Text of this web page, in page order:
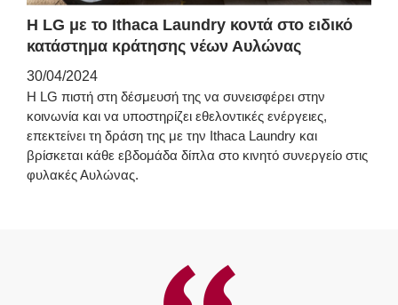
Η LG με το Ithaca Laundry κοντά στο ειδικό
κατάστημα κράτησης νέων Αυλώνας
30/04/2024
Η LG πιστή στη δέσμευσή της να συνεισφέρει στην
κοινωνία και να υποστηρίζει εθελοντικές ενέργειες,
επεκτείνει τη δράση της με την Ithaca Laundry και
βρίσκεται κάθε εβδομάδα δίπλα στο κινητό συνεργείο στις
φυλακές Αυλώνας.